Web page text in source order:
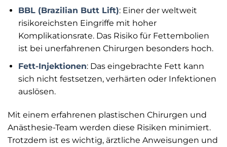
BBL (Brazilian Butt Lift): Einer der weltweit
risikoreichsten Eingriffe mit hoher
Komplikationsrate. Das Risiko für Fettembolien
ist bei unerfahrenen Chirurgen besonders hoch.
Fett-Injektionen: Das eingebrachte Fett kann
sich nicht festsetzen, verhärten oder Infektionen
auslösen.
Mit einem erfahrenen plastischen Chirurgen und
Anästhesie-Team werden diese Risiken minimiert.
Trotzdem ist es wichtig, ärztliche Anweisungen und